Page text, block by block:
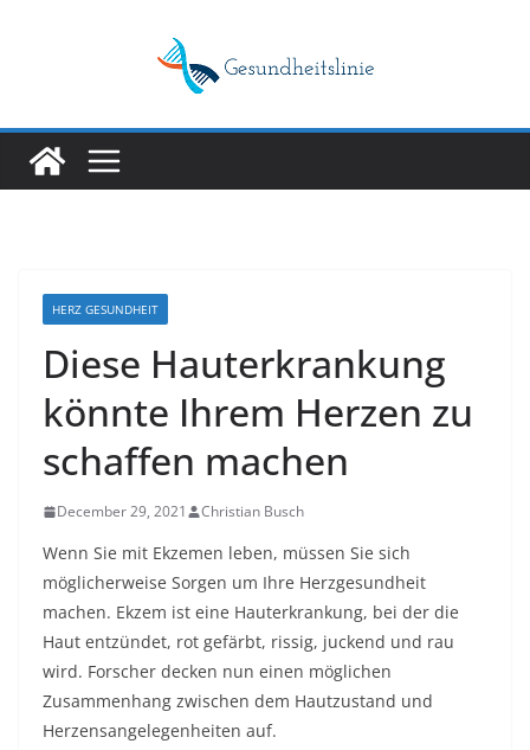
HERZ GESUNDHEIT
Diese Hauterkrankung
könnte Ihrem Herzen zu
schaffen machen
December 29, 2021 Christian Busch
Wenn Sie mit Ekzemen leben, müssen Sie sich
möglicherweise Sorgen um Ihre Herzgesundheit
machen. Ekzem ist eine Hauterkrankung, bei der die
Haut entzündet, rot gefärbt, rissig, juckend und rau
wird. Forscher decken nun einen möglichen
Zusammenhang zwischen dem Hautzustand und
Herzensangelegenheiten auf.